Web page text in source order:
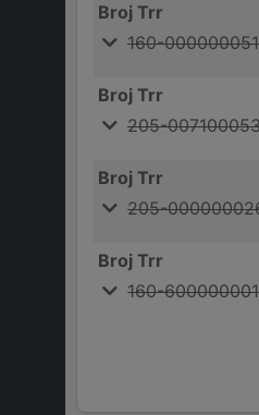
Broj Trr
160-
Broj Trr
205-
Broj Trr
205-
Broj Trr
160-